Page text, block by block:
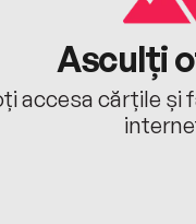
Asculți
accesa cărțile și